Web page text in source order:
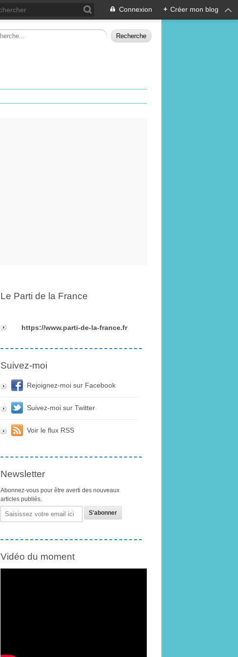
Connexion + Créer mon blog
Le Parti de la France
https://www.parti-de-la-france.fr
Suivez-moi
Rejoignez-moi sur Facebook
Suivez-moi sur Twitter
Voir le flux RSS
Newsletter
Abonnez-vous pour être averti des nouveaux
articles publiés.
Email
Vidéo du moment